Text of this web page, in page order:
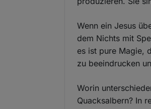
Wenn ein Jesus
dem Nichts mit
es ist pure Magie,
zu beeindrucken
Worin
Quacksalbern? In